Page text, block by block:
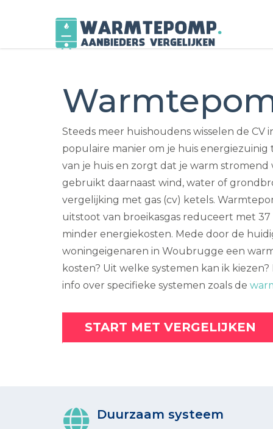
Steeds meer huishoudens wisselen de
populaire manier om je huis
van je huis en zorgt dat je warm
gebruikt daarnaast wind, water of
vergelijking met gas (cv) ketels.
uitstoot van broeikasgas reduceert met
minder energiekosten. Mede door de
woningeigenaren in Woubrugge een
kosten? Uit welke systemen kan ik
info over specifieke systemen zoals de
START MET VERGELIJKEN
Duurzaam systeem